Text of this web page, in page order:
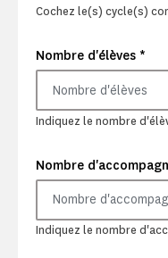
Cochez le(s) cycle(s)
Nombre d'élèves *
Indiquez le nombre
Nombre
Indiquez le nombre